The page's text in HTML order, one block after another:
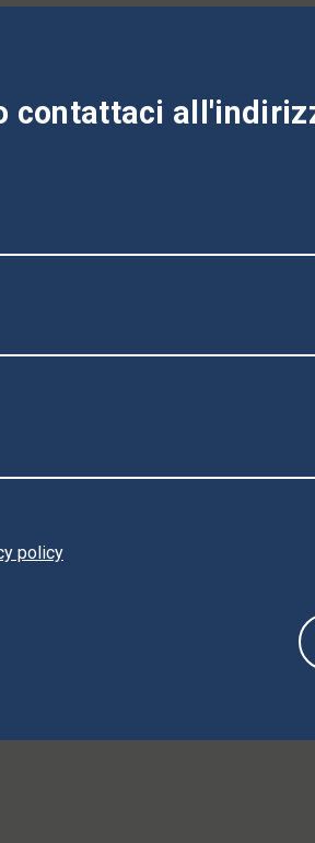
contattaci
policy